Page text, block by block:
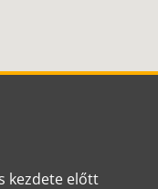
kezdete előtt